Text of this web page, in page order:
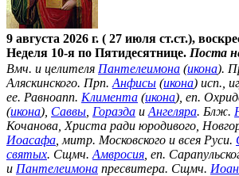
9 августа 2026 г. ( 27 июля ст.ст.),
Неделя 10-я по Пятидесятнице. Поста
Вмч. и целителя Пантелеимона (икона).
Аляскинского. Прп. Анфисы (икона) исп.,
ее. Равноапп. Климента (икона), еп.
(икона), Саввы Горазда и Ангеляра. Блж.
Кочанова, Христа ради юродивого,
Иоасафа , митр. Московского и всея Руси.
святых. Сщмч. Амвросия , еп.
и Пантелеимона пресвитера. Сщмч.